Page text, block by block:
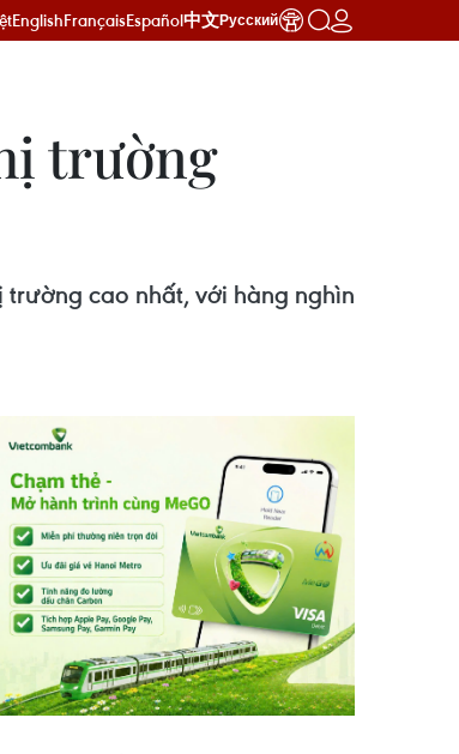
EnglishFrançaisEspañol中文Русский
trường
trường cao nhất, với hàng nghìn